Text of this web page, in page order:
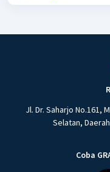
Jl. Dr. Saharjo No.161,
Selatan,
Coba